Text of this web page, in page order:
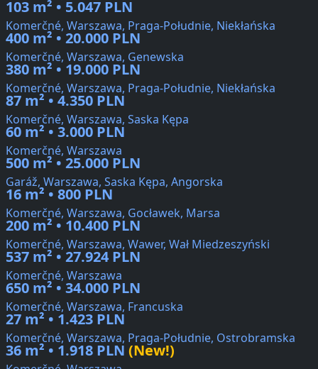
103 m² • 5.047 PLN
Komerčné, Warszawa, Praga-Południe, Niekłańska
400 m² • 20.000 PLN
Komerčné, Warszawa, Genewska
380 m² • 19.000 PLN
Komerčné, Warszawa, Praga-Południe, Niekłańska
87 m² • 4.350 PLN
Komerčné, Warszawa, Saska Kępa
60 m² • 3.000 PLN
Komerčné, Warszawa
500 m² • 25.000 PLN
Garáž, Warszawa, Saska Kępa, Angorska
16 m² • 800 PLN
Komerčné, Warszawa, Gocławek, Marsa
200 m² • 10.400 PLN
Komerčné, Warszawa, Wawer, Wał Miedzeszyński
537 m² • 27.924 PLN
Komerčné, Warszawa
650 m² • 34.000 PLN
Komerčné, Warszawa, Francuska
27 m² • 1.423 PLN
Komerčné, Warszawa, Praga-Południe, Ostrobramska
36 m² • 1.918 PLN (New!)